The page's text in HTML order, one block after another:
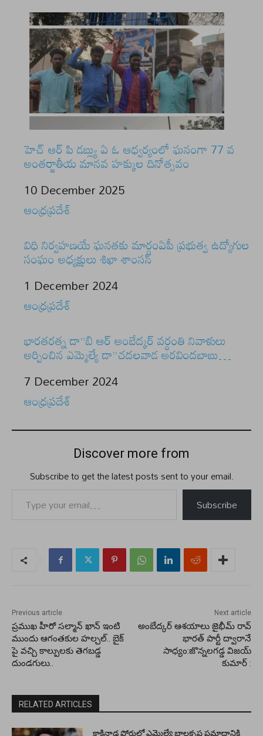
హెచ్ ఆర్ పి డబ్ల్యు ఏ ఓ ఆధ్వర్యంలో ఘనంగా 77 వ
అంతర్జాతీయ మానవ హక్కుల దినోత్సవం
Date
10 December 2025
In relation to
ఆంధ్రప్రదేశ్
విధి నిర్వహణయే ఘనతకు మార్గంఏపీ ప్రభుత్వ ఉద్యోగుల
సంఘం అధ్యక్షులు శిఖా శాంసన్
Date
1 December 2024
In relation to
ఆంధ్రప్రదేశ్
భారతరత్న డా”బి ఆర్ అంబేద్కర్ వర్ధంతి నివాళులు
అర్పించిన ఎమ్మెల్యే డా”చదలవాడ అరవిందబాబు…
Date
7 December 2024
In relation to
ఆంధ్రప్రదేశ్
Discover more from
Subscribe to get the latest posts sent to your email.
Subscribe
Previous article
ప్రముఖ హీరో సల్మాన్ ఖాన్ ఇంటి
ముందు ఆగంతకుల హల్చల్.. బైక్
పై వచ్చి కాల్పులకు తెగబడ్డ
దుండగులు..
Next article
అంబేద్కర్ ఆశయాలు జైభీమ్ రావ్
భారత్ పార్టీ ద్వారానే
సాధ్యం:జొన్నలగడ్డ విజయ్
కుమార్ :
RELATED ARTICLES
కాకినాడ పోర్టులో ఎమ్మెల్యే బాలకృష్ణ ప్రమాదానికి